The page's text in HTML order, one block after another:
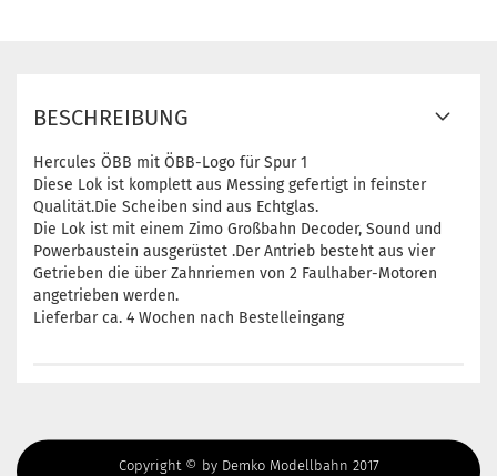
BESCHREIBUNG
Hercules ÖBB mit ÖBB-Logo für Spur 1
Diese Lok ist komplett aus Messing gefertigt in feinster
Qualität.Die Scheiben sind aus Echtglas.
Die Lok ist mit einem Zimo Großbahn Decoder, Sound und
Powerbaustein ausgerüstet .Der Antrieb besteht aus vier
Getrieben die über Zahnriemen von 2 Faulhaber-Motoren
angetrieben werden.
Lieferbar ca. 4 Wochen nach Bestelleingang
Copyright © by Demko Modellbahn 2017